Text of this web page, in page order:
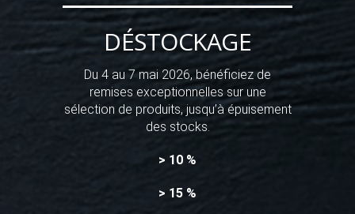
DÉSTOCKAGE
Du 4 au 7 mai 2026, bénéficiez de
remises exceptionnelles sur une
sélection de produits, jusqu’à épuisement
des stocks.
> 10 %
> 15 %